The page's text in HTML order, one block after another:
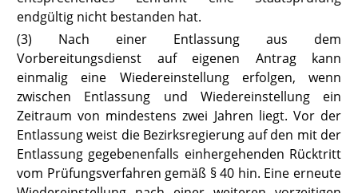
endgültig nicht bestanden hat.
(3) Nach einer Entlassung aus dem
Vorbereitungsdienst auf eigenen Antrag kann
einmalig eine Wiedereinstellung erfolgen, wenn
zwischen Entlassung und Wiedereinstellung ein
Zeitraum von mindestens zwei Jahren liegt. Vor der
Entlassung weist die Bezirksregierung auf den mit der
Entlassung gegebenenfalls einhergehenden Rücktritt
vom Prüfungsverfahren gemäß § 40 hin. Eine erneute